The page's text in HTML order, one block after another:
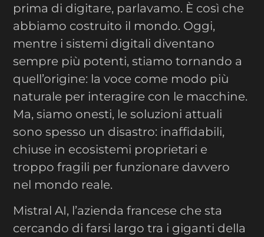
prima di digitare, parlavamo. È così che
abbiamo costruito il mondo. Oggi,
mentre i sistemi digitali diventano
sempre più potenti, stiamo tornando a
quell’origine: la voce come modo più
naturale per interagire con le macchine.
Ma, siamo onesti, le soluzioni attuali
sono spesso un disastro: inaffidabili,
chiuse in ecosistemi proprietari e
troppo fragili per funzionare davvero
nel mondo reale.
Mistral AI, l’azienda francese che sta
cercando di farsi largo tra i giganti della